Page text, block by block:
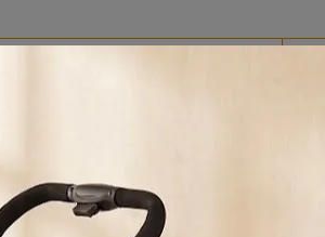
一絲肉渣都無所遁形。